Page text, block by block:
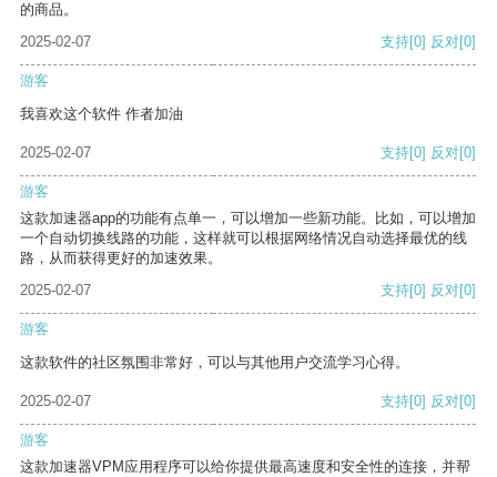
的商品。
2025-02-07
支持[0] 反对[0]
游客
我喜欢这个软件 作者加油
2025-02-07 支持[0] 反对[0]
游客
这款加速器app的功能有点单一，可以增加一些新功能。比如，可以增加
一个自动切换线路的功能，这样就可以根据网络情况自动选择最优的线
路，从而获得更好的加速效果。
2025-02-07
支持[0] 反对[0]
游客
这款软件的社区氛围非常好，可以与其他用户交流学习心得。
2025-02-07 支持[0] 反对[0]
游客
这款加速器VPM应用程序可以给你提供最高速度和安全性的连接，并帮